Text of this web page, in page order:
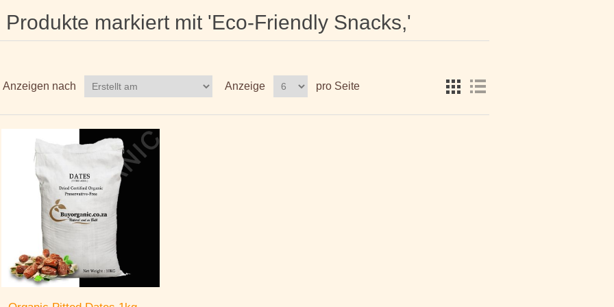
Produkte markiert mit 'Eco-Friendly Snacks,'
Anzeigen nach Anzeige pro Seite